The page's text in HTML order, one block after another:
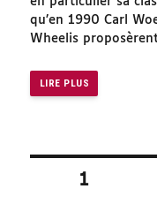
qu’en 1990 Carl
Wheelis
LIRE PLUS
Pagination
1